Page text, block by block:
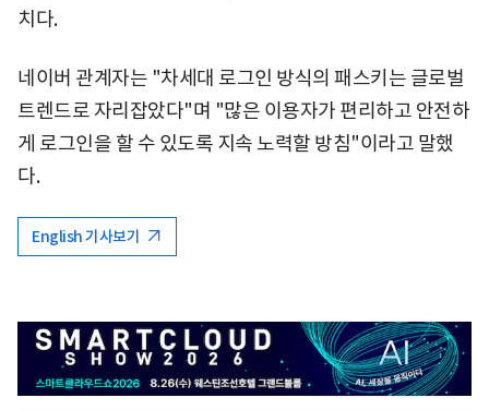
치다.
네이버 관계자는 "차세대 로그인 방식의 패스키는 글로벌
트렌드로 자리잡았다"며 "많은 이용자가 편리하고 안전하
게 로그인을 할 수 있도록 지속 노력할 방침"이라고 말했
다.
English 기사보기